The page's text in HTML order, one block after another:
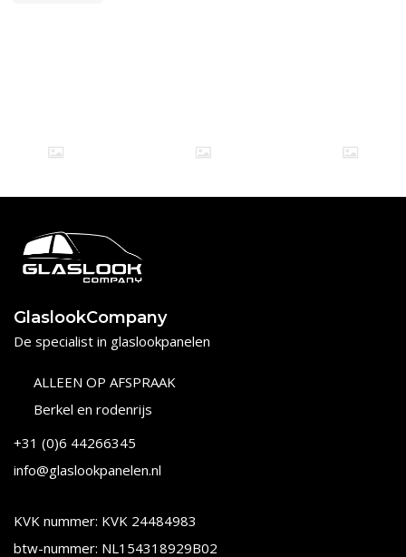
GlaslookCompany
De specialist in glaslookpanelen
ALLEEN OP AFSPRAAK
Berkel en rodenrijs
+31 (0)6 44266345
info@glaslookpanelen.nl
KVK nummer: KVK 24484983
btw-nummer: NL154318929B02